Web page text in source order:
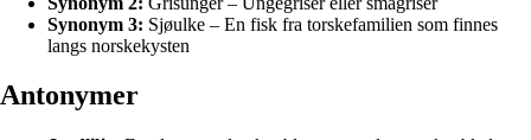
Synonym 3: Sjøulke – En fisk fra torskefamilien som finnes
langs norskekysten
Antonymer